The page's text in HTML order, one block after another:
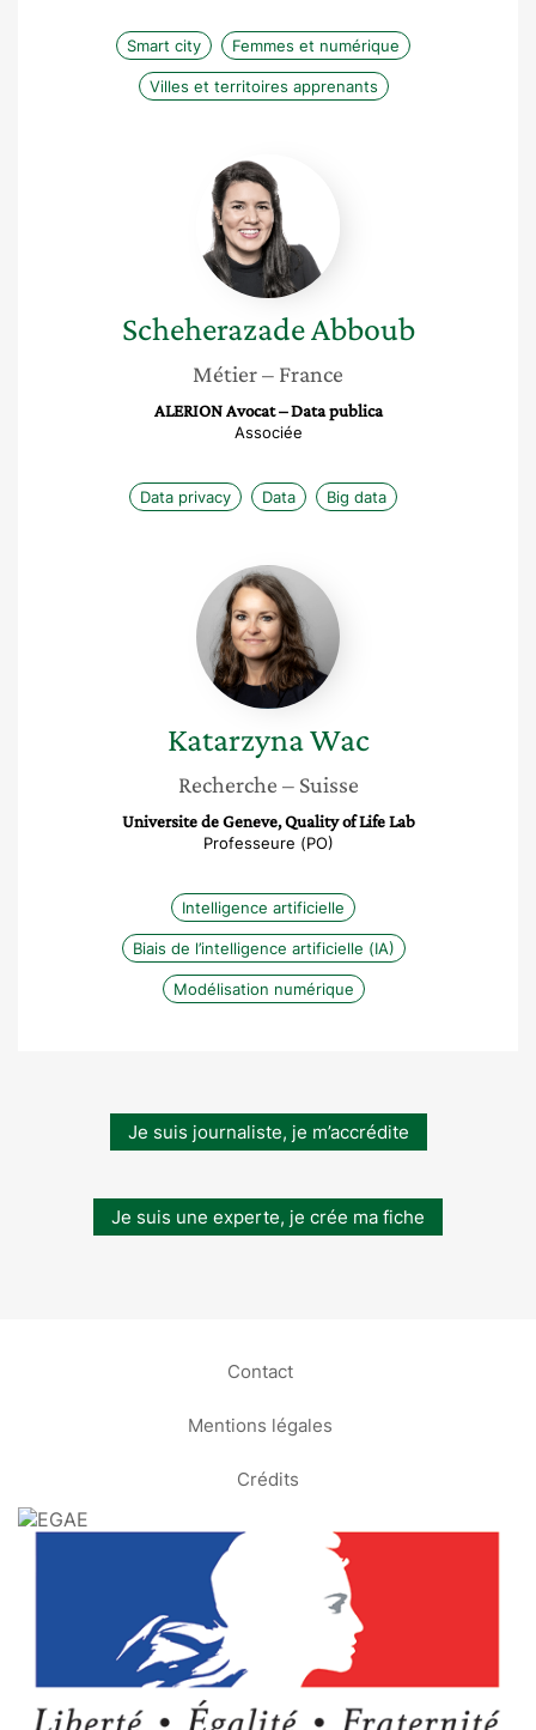
Smart city Femmes et numérique
Villes et territoires apprenants
Scheherazade
Abboub
ScheherazadeAbboub
Métier– France
ALERION Avocat – Data publica
Associée
Data privacy Data Big data
Katarzyna
Wac
KatarzynaWac
Recherche – Suisse
Universite de Geneve, Quality of Life Lab
Professeure (PO)
Intelligence artificielle
Biais de l’intelligence artificielle (IA)
Modélisation numérique
Je suis journaliste, je m’accrédite
Je suis une experte, je crée ma fiche
Contact
Mentions légales
Crédits